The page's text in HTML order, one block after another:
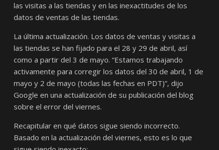
las visitas a las tiendas y en las inexactitudes de los
datos de ventas de las tiendas.
La última actualización. Los datos de ventas y visitas a
las tiendas se han fijado para el 28 y 29 de abril, así
como a partir del 3 de mayo. “Estamos trabajando
activamente para corregir los datos del 30 de abril, 1 de
mayo y 2 de mayo (todas las fechas en PDT)”, dijo
Google en una actualización de su publicación del blog
sobre el error del viernes.
Recapitular en qué datos sigue siendo incorrecto.
Basado en la actualización del viernes, esto es lo que